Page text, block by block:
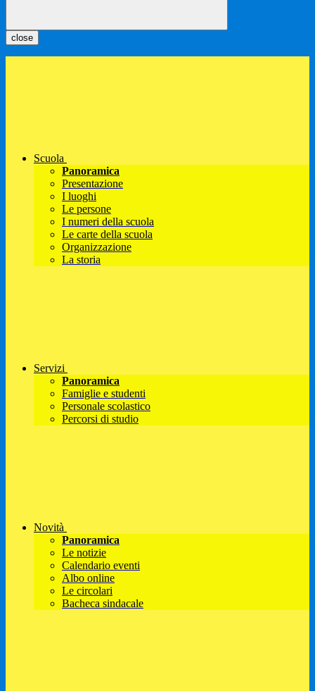
close
Scuola
Panoramica
Presentazione
I luoghi
Le persone
I numeri della scuola
Le carte della scuola
Organizzazione
La storia
Servizi
Panoramica
Famiglie e studenti
Personale scolastico
Percorsi di studio
Novità
Panoramica
Le notizie
Calendario eventi
Albo online
Le circolari
Bacheca sindacale